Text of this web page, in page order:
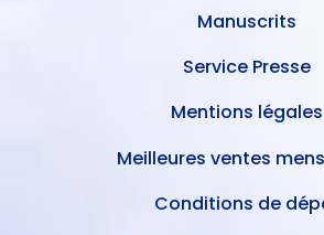
Manuscrits
Service Presse
Mentions légales
Meilleures ventes
Conditions de